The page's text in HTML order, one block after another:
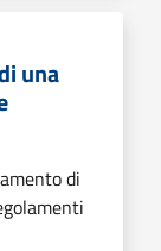
una
di